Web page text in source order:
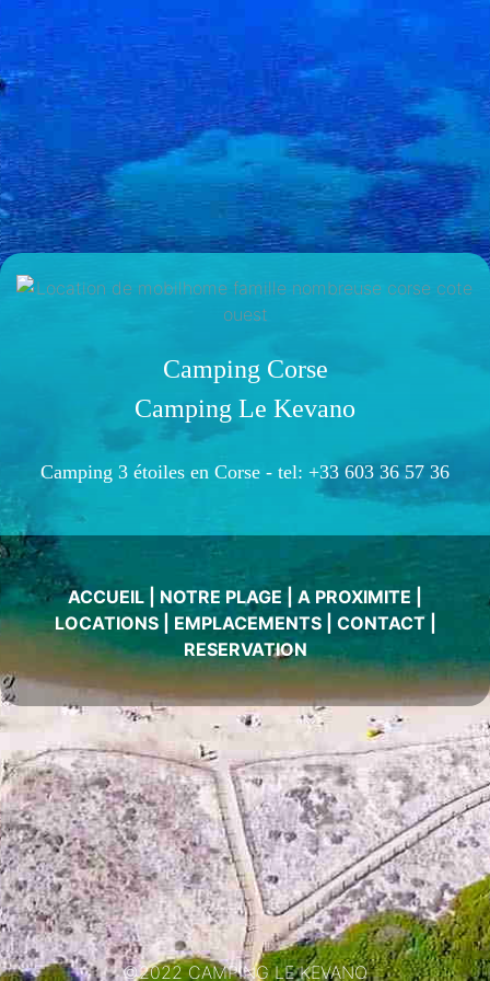
Camping Corse
Camping Le Kevano
Camping 3 étoiles en Corse - tel: +33 603 36 57 36
ACCUEIL NOTRE PLAGE A PROXIMITE
LOCATIONS| EMPLACEMENTS| CONTACT|
RESERVATION
©2022 CAMPING LE KEVANO